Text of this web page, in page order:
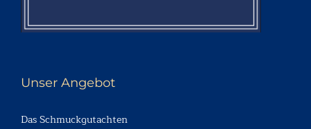
Unser Angebot
Das Schmuckgutachten